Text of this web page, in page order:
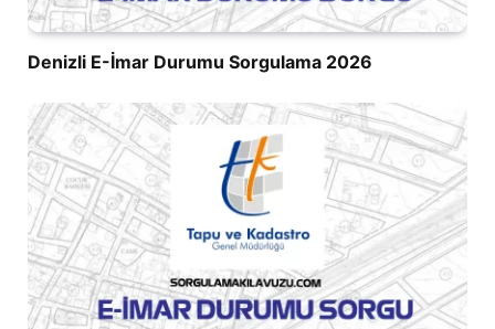
Denizli E-İmar Durumu Sorgulama 2026